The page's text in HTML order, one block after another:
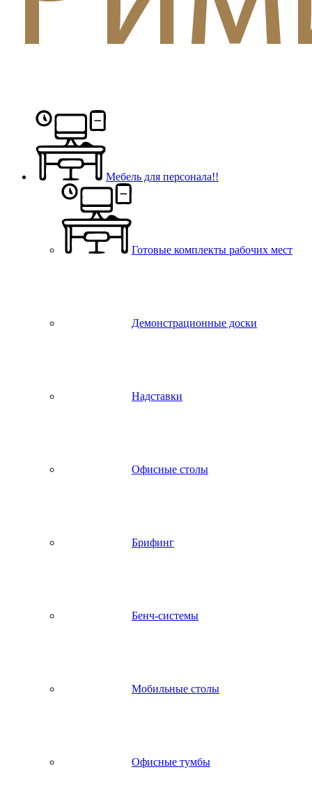
Мебель для персонала!!
Готовые комплекты рабочих мест
Демонстрационные доски
Надставки
Офисные столы
Брифинг
Бенч-системы
Мобильные столы
Офисные тумбы